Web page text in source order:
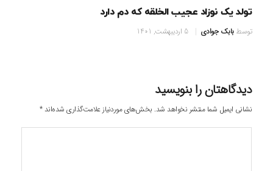
تولد یک نوزاد عجیب الخلقه که دم دارد
توسطبابک جوادی 5 اردیبهشت, 1401
دیدگاهتان را بنویسید
نشانی ایمیل شما منتشر نخواهد شد. بخش‌های موردنیاز علامت‌گذاری شده‌اند*